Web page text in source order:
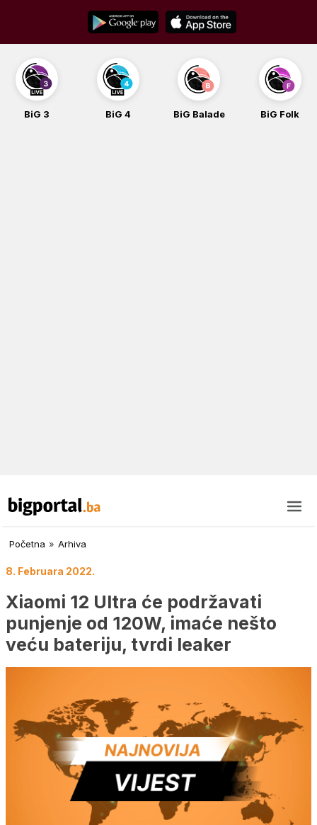
content
BiG 3 BiG 4 BiG Balade BiG Folk
Početna » Arhiva
8. Februara 2022.
Xiaomi 12 Ultra će podržavati
punjenje od 120W, imaće nešto
veću bateriju, tvrdi leaker